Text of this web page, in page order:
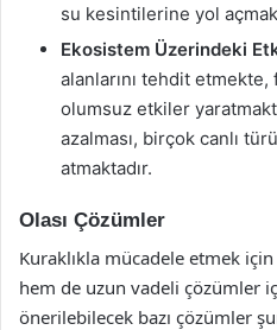
su kesintilerine yol
Ekosistem Üzerindeki
alanlarını tehdit
olumsuz etkiler
azalması, birçok canlı
atmaktadır.
Olası Çözümler
Kuraklıkla mücadele etmek için
hem de uzun vadeli çözümler
önerilebilecek bazı çözümler